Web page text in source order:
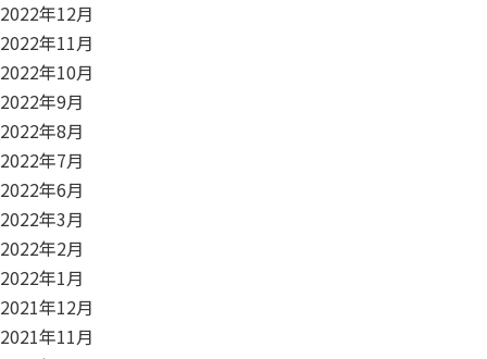
2022年12月
2022年11月
2022年10月
2022年9月
2022年8月
2022年7月
2022年6月
2022年3月
2022年2月
2022年1月
2021年12月
2021年11月